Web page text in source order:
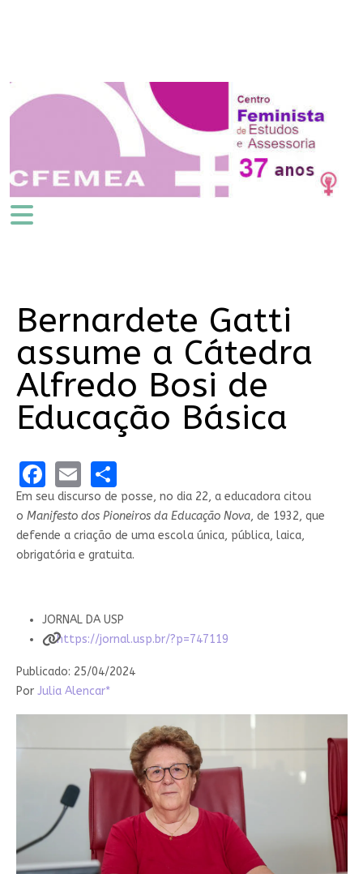
Bernardete Gatti
assume a Cátedra
Alfredo Bosi de
Educação Básica
Facebook
EmailShare
Em seu discurso de posse, no dia 22, a educadora citou
o Manifesto dos Pioneiros da Educação Nova, de 1932, que
defende a criação de uma escola única, pública, laica,
obrigatória e gratuita.
JORNAL DA USP
https://jornal.usp.br/?p=747119
Publicado: 25/04/2024
Por Julia Alencar*